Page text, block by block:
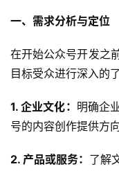
一、需求分析与定位
在开始公众号开发之
目标受众进行深入的
1. 企业文化： 明确企
号的内容创作提供方向
2. 产品或服务： 了解